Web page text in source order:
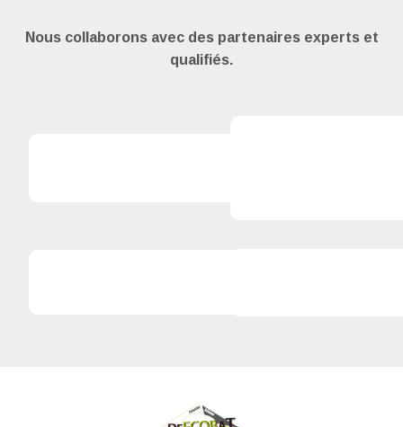
Nous collaborons avec des partenaires experts et
qualifiés.